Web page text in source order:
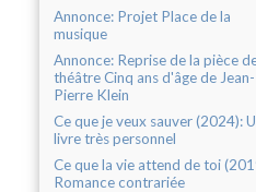
Annonce: Projet Place de la
musique
Annonce: Reprise de la pièce
théâtre Cinq ans d'âge de Jean-
Pierre Klein
Ce que je veux sauver (2024):
livre très personnel
Ce que la vie attend de toi
Romance contrariée